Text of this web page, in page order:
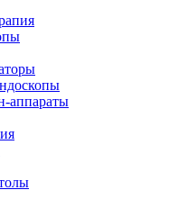
аппараты